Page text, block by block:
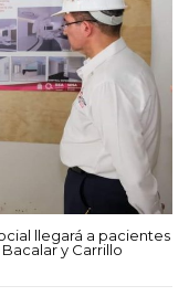
llegará a pacientes
y Carrillo